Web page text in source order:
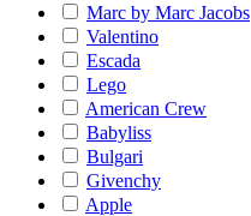
Marc by Marc Jacobs
Valentino
Escada
Lego
American Crew
Babyliss
Bulgari
Givenchy
Apple